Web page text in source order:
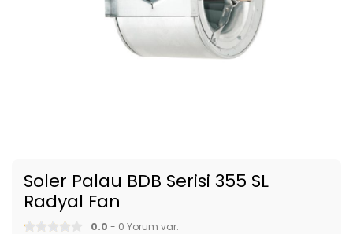
Soler Palau BDB Serisi 355 SL
Radyal Fan
0.0 - 0 Yorum var.